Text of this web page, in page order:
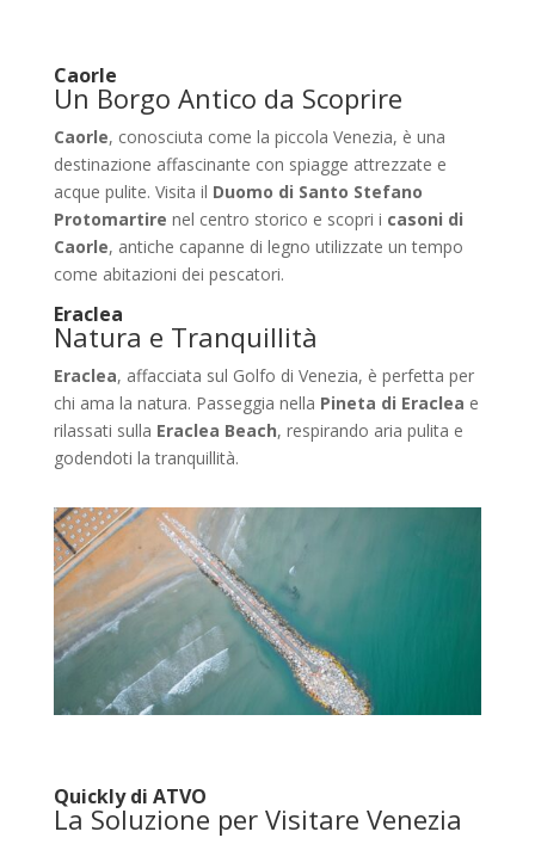
Caorle
Un Borgo Antico da Scoprire
Caorle, conosciuta come la piccola Venezia, è una
destinazione affascinante con spiagge attrezzate e
acque pulite. Visita il Duomo di Santo Stefano
Protomartire nel centro storico e scopri i casoni di
Caorle, antiche capanne di legno utilizzate un tempo
come abitazioni dei pescatori.
Eraclea
Natura e Tranquillità
Eraclea, affacciata sul Golfo di Venezia, è perfetta per
chi ama la natura. Passeggia nella Pineta di Eraclea e
rilassati sulla Eraclea Beach, respirando aria pulita e
godendoti la tranquillità.
Quickly di ATVO
La Soluzione per Visitare Venezia